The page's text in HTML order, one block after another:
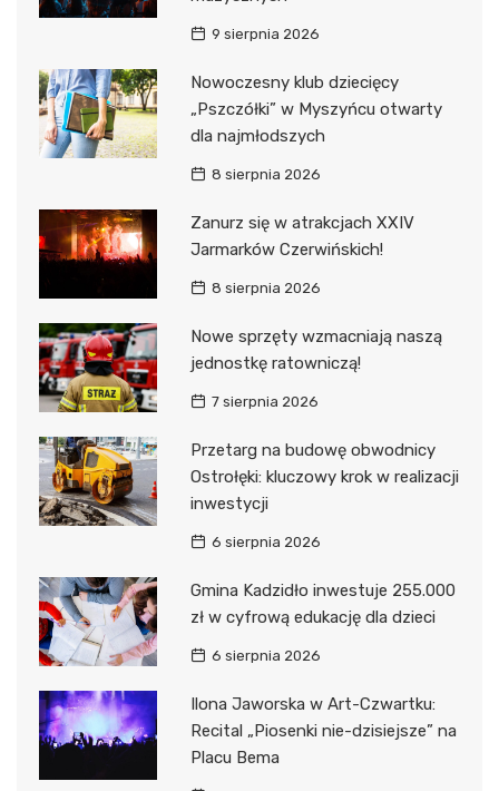
9 sierpnia 2026
Nowoczesny klub dziecięcy
„Pszczółki” w Myszyńcu otwarty
dla najmłodszych
8 sierpnia 2026
Zanurz się w atrakcjach XXIV
Jarmarków Czerwińskich!
8 sierpnia 2026
Nowe sprzęty wzmacniają naszą
jednostkę ratowniczą!
7 sierpnia 2026
Przetarg na budowę obwodnicy
Ostrołęki: kluczowy krok w realizacji
inwestycji
6 sierpnia 2026
Gmina Kadzidło inwestuje 255.000
zł w cyfrową edukację dla dzieci
6 sierpnia 2026
Ilona Jaworska w Art-Czwartku:
Recital „Piosenki nie-dzisiejsze” na
Placu Bema